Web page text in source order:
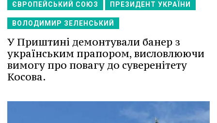
ЄВРОПЕЙСЬКИЙ СОЮЗ ПРЕЗИДЕНТ УКРАЇНИ
ВОЛОДИМИР ЗЕЛЕНСЬКИЙ
У Приштині демонтували банер з
українським прапором, висловлюючи
вимогу про повагу до суверенітету
Косова.